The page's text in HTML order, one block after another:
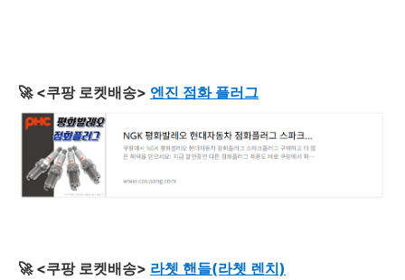
🚀 <쿠팡 로켓배송> 엔진 점화 플러그
🚀 <쿠팡 로켓배송> 라쳇 핸들(라쳇 렌치)